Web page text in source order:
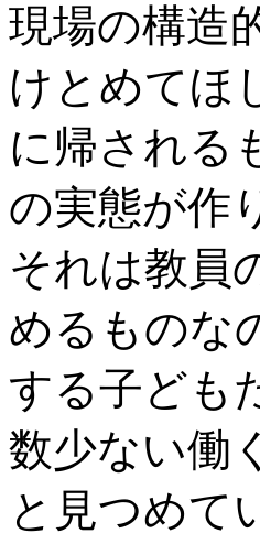
現場の構造
けとめてほ
に帰される
の実態が作
それは教員
めるものな
する子ども
数少ない働
と見つめて